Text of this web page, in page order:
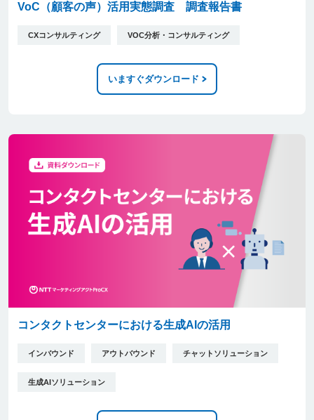
VoC（顧客の声）活用実態調査 調査報告書
CXコンサルティング VOC分析・コンサルティング
いますぐダウンロード
コンタクトセンターにおける生成AIの活用
インバウンド アウトバウンド チャットソリューション
生成AIソリューション